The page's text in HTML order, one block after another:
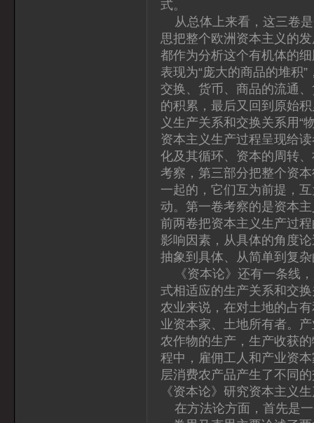
式。
从总体上来看，这三卷是
思把整个欧洲资本主义的
都作为分析这个有机体的
表现为“庞大的商品的堆积
交换、货币、商品的流通
的积累，最后又回到原始
义生产关系和交换关系用“
资本主义生产过程呈现给
化及其循环、资本的周转
考察，第三部分把整个资
一起的，它们互为前提，
动。第一卷考察的是资本
前两卷把资本主义生产过
影响因素，从具体的角度
抽象到具体、从简单到复
《资本论》还有一条线，
式相适应的生产关系和交
农业来说，在对土地的占
业资本家、土地所有者。
农作物的生产，生产收获
程中，雇佣工人和产业资
层消费农产品产生了不同
《资本论》研究资本主义
在方法论方面，首先是一